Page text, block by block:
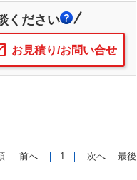
ください
お見積り/お問い合せ
前へ 1 次へ 最後